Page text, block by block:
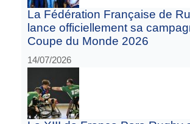
La Fédération Française de
lance officiellement sa
Coupe du Monde 2026
14/07/2026